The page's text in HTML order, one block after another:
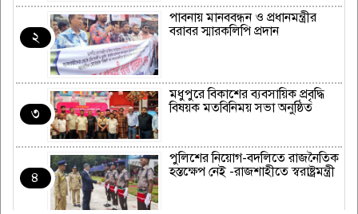
২
পাবনায় মানববন্ধন ও প্রধানমন্ত্রীর
বরাবর স্মারকলিপি প্রদান
৩
মধুপুরে বিকাশের ব্যবসায়িক প্রবৃদ্ধি
বিষয়ক মতবিনিময় সভা অনুষ্ঠিত
৪
পুলিশের নিয়োগ-বদলিতে রাজনৈতিক
হস্তক্ষেপ নেই -রাজশাহীতে স্বরাষ্ট্রমন্ত্রী